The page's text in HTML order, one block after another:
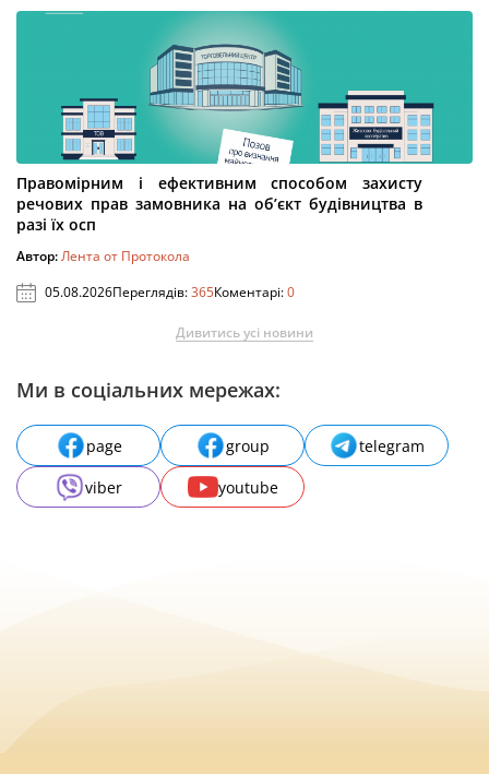
Правомірним і ефективним способом захисту
речових прав замовника на об’єкт будівництва в
разі їх осп
Автор:Лента от Протокола
05.08.2026Переглядів:365Коментарі:0
Дивитись усі новини
Ми в соціальних мережах:
page group
telegram
viber
youtube